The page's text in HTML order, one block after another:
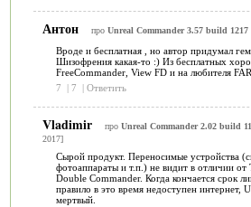
Антон про Unreal Commander 3.57 build 1217
Вроде и бесплатная , но автор придумал
Шизофрения какая-то :) Из бесплатных
FreeCommander, View FD и на любителя FAR.
7
7 Ответить
Vladimir про Unreal Commander 2.02 build
2017]
Сырой продукт. Переносимые устройства
фотоаппараты и т.п.) не видит в отличии от
Double Commander. Когда кончается срок
правило в это время недоступен интернет,
мертвый.